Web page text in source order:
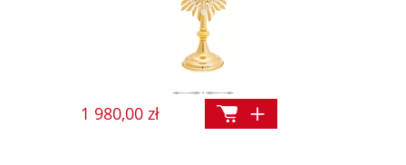
1 980,00 zł